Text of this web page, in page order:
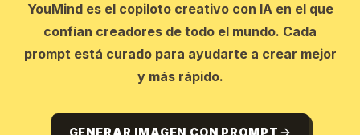
YouMind es el copiloto creativo con IA en el que
confían creadores de todo el mundo. Cada
prompt está curado para ayudarte a crear mejor
y más rápido.
GENERAR IMAGEN CON PROMPT